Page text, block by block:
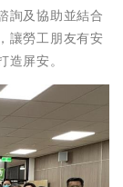
詢及協助並結合
讓勞工朋友有安
屏安。